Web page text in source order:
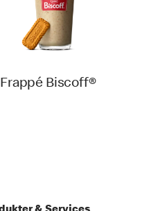
Frappé Biscoff®